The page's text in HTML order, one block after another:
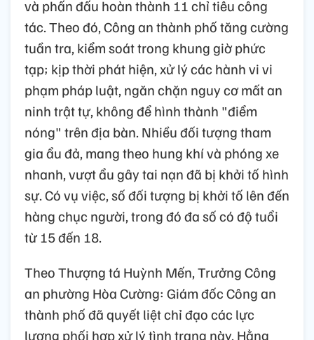
và phấn đấu hoàn thành 11 chỉ tiêu công
tác. Theo đó, Công an thành phố tăng cường
tuần tra, kiểm soát trong khung giờ phức
tạp; kịp thời phát hiện, xử lý các hành vi vi
phạm pháp luật, ngăn chặn nguy cơ mất an
ninh trật tự, không để hình thành "điểm
nóng" trên địa bàn. Nhiều đối tượng tham
gia ẩu đả, mang theo hung khí và phóng xe
nhanh, vượt ẩu gây tai nạn đã bị khởi tố hình
sự. Có vụ việc, số đối tượng bị khởi tố lên đến
hàng chục người, trong đó đa số có độ tuổi
từ 15 đến 18.
Theo Thượng tá Huỳnh Mến, Trưởng Công
an phường Hòa Cường: Giám đốc Công an
thành phố đã quyết liệt chỉ đạo các lực
lượng phối hợp xử lý tình trạng này. Hằng